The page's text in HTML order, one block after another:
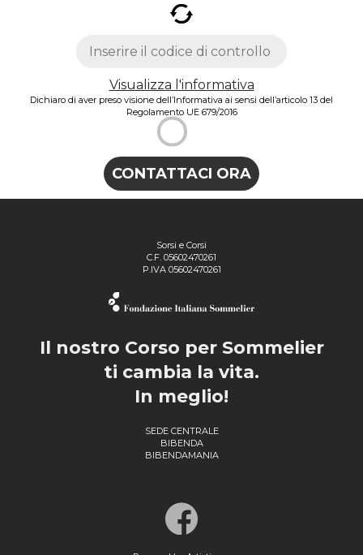
Visualizza l'informativa
Dichiaro di aver preso visione dell’Informativa ai sensi dell’articolo 13 del
Regolamento UE 679/2016
Sorsi e Corsi
C.F. 05602470261
P.IVA 05602470261
Il nostro Corso per Sommelier
ti cambia la vita.
In meglio!
SEDE CENTRALE
BIBENDA
BIBENDAMANIA